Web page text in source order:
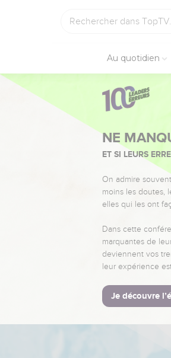
Au quotidien
NE
ET SI LEURS
On admire
moins les doutes,
elles qui les ont
Dans cette
marquantes de
deviennent vos
leur expérience
Je découvre